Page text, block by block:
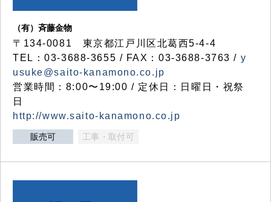
（有）斉藤金物
〒134-0081 東京都江戸川区北葛西5-4-4
TEL：03-3688-3655 / FAX：03-3688-3763 / y
usuke@saito-kanamono.co.jp
営業時間：8:00〜19:00 / 定休日：日曜日・祝祭
日
http://www.saito-kanamono.co.jp
販売可 工事・取付可